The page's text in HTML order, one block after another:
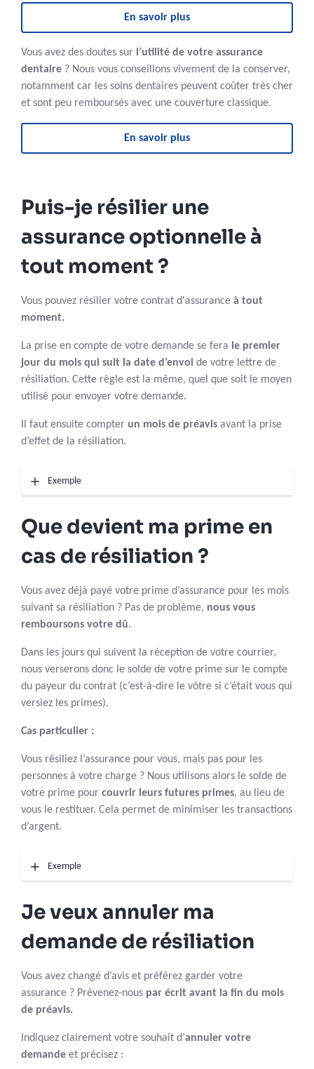
En savoir plus
Vous avez des doutes sur l’utilité de votre assurance
dentaire ? Nous vous conseillons vivement de la conserver,
notamment car les soins dentaires peuvent coûter très cher
et sont peu remboursés avec une couverture classique.
En savoir plus
Puis-je résilier une
assurance optionnelle à
tout moment ?
Vous pouvez résilier votre contrat d'assurance à tout
moment.
La prise en compte de votre demande se fera le premier
jour du mois qui suit la date d’envoi de votre lettre de
résiliation. Cette règle est la même, quel que soit le moyen
utilisé pour envoyer votre demande.
Il faut ensuite compter un mois de préavis avant la prise
d’effet de la résiliation.
Exemple
Que devient ma prime en
cas de résiliation ?
Vous avez déjà payé votre prime d’assurance pour les mois
suivant sa résiliation ? Pas de problème, nous vous
remboursons votre dû.
Dans les jours qui suivent la réception de votre courrier,
nous verserons donc le solde de votre prime sur le compte
du payeur du contrat (c’est-à-dire le vôtre si c’était vous qui
versiez les primes).
Cas particulier :
Vous résiliez l’assurance pour vous, mais pas pour les
personnes à votre charge ? Nous utilisons alors le solde de
votre prime pour couvrir leurs futures primes, au lieu de
vous le restituer. Cela permet de minimiser les transactions
d’argent.
Exemple
Je veux annuler ma
demande de résiliation
Vous avez changé d’avis et préférez garder votre
assurance ? Prévenez-nous par écrit avant la fin du mois
de préavis.
Indiquez clairement votre souhait d’annuler votre
demande et précisez :